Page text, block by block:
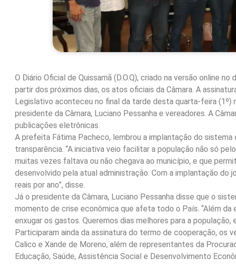
O Diário Oficial de Quissamã (D.O.Q), criado na versão online
partir dos próximos dias, os atos oficiais da Câmara. A
Legislativo aconteceu no final da tarde desta quarta-feira
presidente da Câmara, Luciano Pessanha e vereadores. A
publicações eletrônicas.
A prefeita Fátima Pacheco, lembrou a implantação do
transparência. “A iniciativa veio facilitar a população não só
muitas vezes faltava ou não chegava ao município, e que
desenvolvido pela atual administração. Com a implantação do
reais por ano”, disse.
Já o presidente da Câmara, Luciano Pessanha disse que o
momento de crise econômica que afeta todo o País. “Além
enxugar os gastos. Queremos dias melhores para a
Participaram ainda da assinatura do termo de cooperação, os
Calico e Xande de Moreno, além de representantes da
Educação, Saúde, Assistência Social e Desenvolvimento